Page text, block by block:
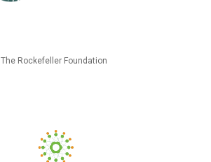
The Rockefeller Foundation